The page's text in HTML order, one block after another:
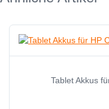
Tablet Akkus